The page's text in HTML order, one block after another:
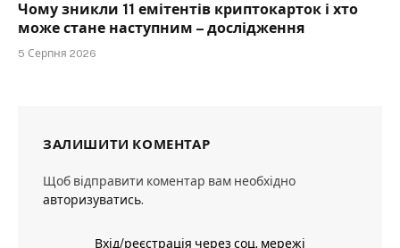
Чому зникли 11 емітентів криптокарток і хто
може стане наступним – дослідження
5 Серпня 2026
ЗАЛИШИТИ КОМЕНТАР
Щоб відправити коментар вам необхідно
авторизуватись.
Вхід/реєстрація через соц. мережі